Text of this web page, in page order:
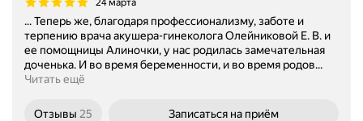
24 марта
... Теперь же, благодаря профессионализму, заботе и
терпению врача акушера-гинеколога Олейниковой Е. В. и
ее помощницы Алиночки, у нас родилась замечательная
доченька. И во время беременности, и во время родов...
Читать ещё
Отзывы 25 Записаться на приём